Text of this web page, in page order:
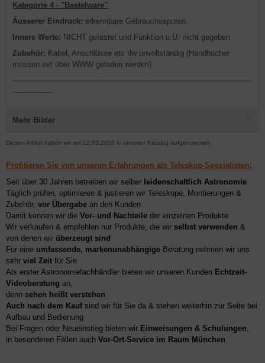
Kategorie 4 - "Bastelware"
Äusserer Eindruck: erkennbare Gebrauchsspuren.
Innere Werte: NICHT getestet und Funktion u.U. nicht gegeben
Zubehör: Kabel, Anschlüsse etc tlw unvollständig (Handbücher
müssen evt über WWW geladen werden)
-----------------------------------------------------------------------------------------------------
-----------------
Mehr Bilder
Diesen Artikel haben wir am 12.03.2026 in unseren Katalog aufgenommen.
Profitieren Sie von unseren Erfahrungen als Teleskop-Spezialisten:
Seit über 30 Jahren betreiben wir selber leidenschaftlich Astronomie
Täglich prüfen, optimieren & justieren wir Teleskope, Montierungen &
Zubehör, vor Übergabe an den Kunden
Damit kennen wir die Vor- und Nachteile der einzelnen Produkte
Wir verkaufen & empfehlen nur Produkte, die wir selbst verwenden &
von denen wir überzeugt sind
Für eine umfassende, markenunabhängige Beratung nehmen wir uns
sehr viel Zeit für Sie
Als erster Astronomiefachhändler bieten wir unseren Kunden Echtzeit-
Videoberatung an,
denn sehen heißt verstehen
Auch nach dem Kaufsind wir für Sie da & stehen weiterhin zur Seite bei
Aufbau und Bedienung
Bei Fragen oder Neueinstieg bieten wir Einweisungen & Schulungen,
in besonderen Fällen auch Vor-Ort-Service im Raum München